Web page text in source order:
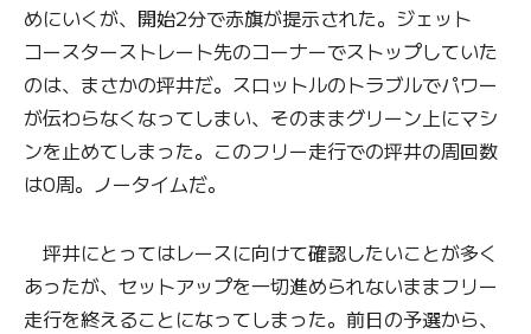
めにいくが、開始2分で赤旗が提示された。ジェット
コースターストレート先のコーナーでストップしていた
のは、まさかの坪井だ。スロットルのトラブルでパワー
が伝わらなくなってしまい、そのままグリーン上にマシ
ンを止めてしまった。このフリー走行での坪井の周回数
は0周。ノータイムだ。
坪井にとってはレースに向けて確認したいことが多く
あったが、セットアップを一切進められないままフリー
走行を終えることになってしまった。前日の予選から、